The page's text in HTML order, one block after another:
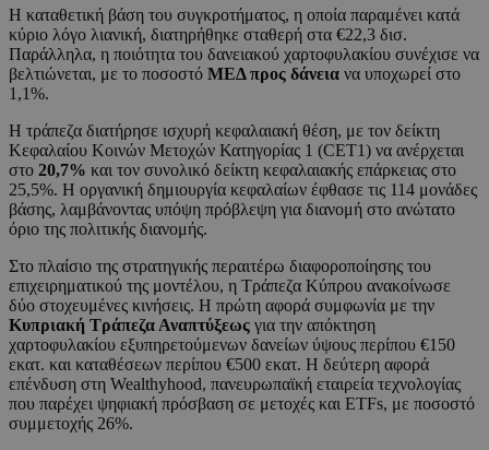
Η καταθετική βάση του συγκροτήματος, η οποία παραμένει κατά
κύριο λόγο λιανική, διατηρήθηκε σταθερή στα €22,3 δισ.
Παράλληλα, η ποιότητα του δανειακού χαρτοφυλακίου συνέχισε να
βελτιώνεται, με το ποσοστό ΜΕΔ προς δάνεια να υποχωρεί στο
1,1%.
Η τράπεζα διατήρησε ισχυρή κεφαλαιακή θέση, με τον δείκτη
Κεφαλαίου Κοινών Μετοχών Κατηγορίας 1 (CET1) να ανέρχεται
στο 20,7% και τον συνολικό δείκτη κεφαλαιακής επάρκειας στο
25,5%. Η οργανική δημιουργία κεφαλαίων έφθασε τις 114 μονάδες
βάσης, λαμβάνοντας υπόψη πρόβλεψη για διανομή στο ανώτατο
όριο της πολιτικής διανομής.
Στο πλαίσιο της στρατηγικής περαιτέρω διαφοροποίησης του
επιχειρηματικού της μοντέλου, η Τράπεζα Κύπρου ανακοίνωσε
δύο στοχευμένες κινήσεις. Η πρώτη αφορά συμφωνία με την
Κυπριακή Τράπεζα Αναπτύξεως για την απόκτηση
χαρτοφυλακίου εξυπηρετούμενων δανείων ύψους περίπου €150
εκατ. και καταθέσεων περίπου €500 εκατ. Η δεύτερη αφορά
επένδυση στη Wealthyhood, πανευρωπαϊκή εταιρεία τεχνολογίας
που παρέχει ψηφιακή πρόσβαση σε μετοχές και ETFs, με ποσοστό
συμμετοχής 26%.